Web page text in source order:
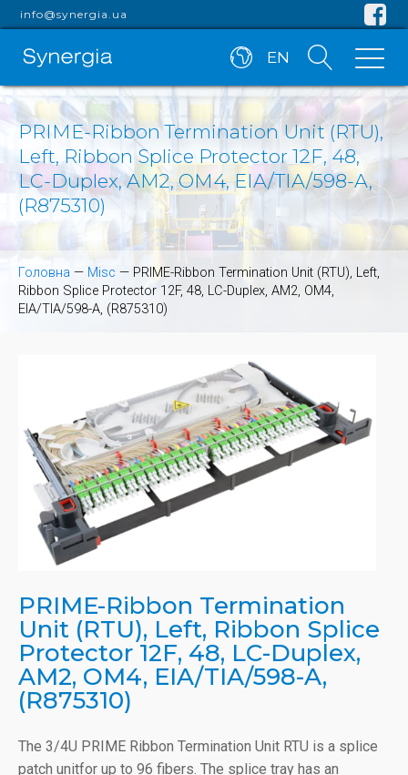
info@synergia.ua
EN
PRIME-Ribbon Termination Unit (RTU),
Left, Ribbon Splice Protector 12F, 48,
LC-Duplex, AM2, OM4, EIA/TIA/598-A,
(R875310)
Головна — Misc — PRIME-Ribbon Termination Unit (RTU), Left,
Ribbon Splice Protector 12F, 48, LC-Duplex, AM2, OM4,
EIA/TIA/598-A, (R875310)
PRIME-Ribbon Termination
Unit (RTU), Left, Ribbon Splice
Protector 12F, 48, LC-Duplex,
AM2, OM4, EIA/TIA/598-A,
(R875310)
The 3/4U PRIME Ribbon Termination Unit RTU is a splice
patch unitfor up to 96 fibers. The splice tray has an